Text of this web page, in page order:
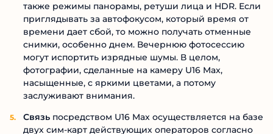
также режимы панорамы, ретуши лица и HDR. Если
приглядывать за автофокусом, который время от
времени дает сбой, то можно получать отменные
снимки, особенно днем. Вечернюю фотосессию
могут испортить изрядные шумы. В целом,
фотографии, сделанные на камеру U16 Max,
насыщенные, с яркими цветами, а потому
заслуживают внимания.
Связь посредством U16 Max осуществляется на базе
двух сим-карт действующих операторов согласно